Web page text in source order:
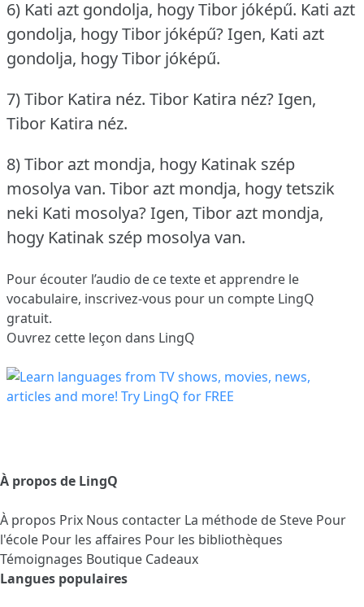
6) Kati azt gondolja, hogy Tibor jóképű. Kati azt
gondolja, hogy Tibor jóképű?Igen, Kati azt
gondolja, hogy Tibor jóképű.
7) Tibor Katira néz. Tibor Katira néz?Igen,
Tibor Katira néz.
8) Tibor azt mondja, hogy Katinak szép
mosolya van. Tibor azt mondja, hogy tetszik
neki Kati mosolya?Igen, Tibor azt mondja,
hogy Katinak szép mosolya van.
Pour écouter l’audio de ce texte et apprendre le
vocabulaire, inscrivez-vous pour un compte LingQ
gratuit.
Ouvrez cette leçon dans LingQ
À propos de LingQ
À propos Prix Nous contacter La méthode de Steve Pour
l'école Pour les affaires Pour les bibliothèques
Témoignages Boutique Cadeaux
Langues populaires